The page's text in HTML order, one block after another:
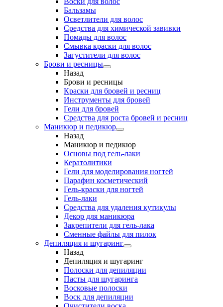
Бальзамы
Осветлители для волос
Средства для химической завивки
Помады для волос
Смывка краски для волос
Загустители для волос
Брови и ресницы
Назад
Брови и ресницы
Краски для бровей и ресниц
Инструменты для бровей
Гели для бровей
Средства для роста бровей и ресниц
Маникюр и педикюр
Назад
Маникюр и педикюр
Основы под гель-лаки
Кератолитики
Гели для моделирования ногтей
Парафин косметический
Гель-краски для ногтей
Гель-лаки
Средства для удаления кутикулы
Декор для маникюра
Закрепители для гель-лака
Сменные файлы для пилок
Депиляция и шугаринг
Назад
Депиляция и шугаринг
Полоски для депиляции
Пасты для шугаринга
Восковые полоски
Воск для депиляции